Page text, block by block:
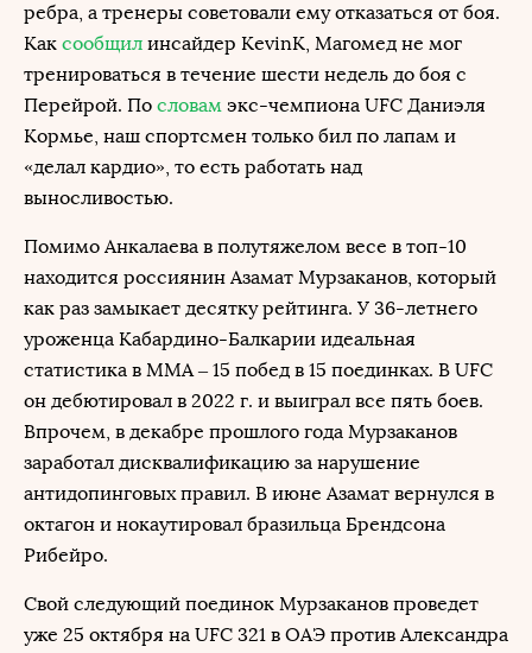
ребра, а тренеры советовали ему отказаться от боя.
Как сообщил инсайдер KevinK, Магомед не мог
тренироваться в течение шести недель до боя с
Перейрой. По словам экс-чемпиона UFC Даниэля
Кормье, наш спортсмен только бил по лапам и
«делал кардио», то есть работать над
выносливостью.
Помимо Анкалаева в полутяжелом весе в топ-10
находится россиянин Азамат Мурзаканов, который
как раз замыкает десятку рейтинга. У 36-летнего
уроженца Кабардино-Балкарии идеальная
статистика в ММА – 15 побед в 15 поединках. В UFC
он дебютировал в 2022 г. и выиграл все пять боев.
Впрочем, в декабре прошлого года Мурзаканов
заработал дисквалификацию за нарушение
антидопинговых правил. В июне Азамат вернулся в
октагон и нокаутировал бразильца Брендсона
Рибейро.
Свой следующий поединок Мурзаканов проведет
уже 25 октября на UFC 321 в ОАЭ против Александра